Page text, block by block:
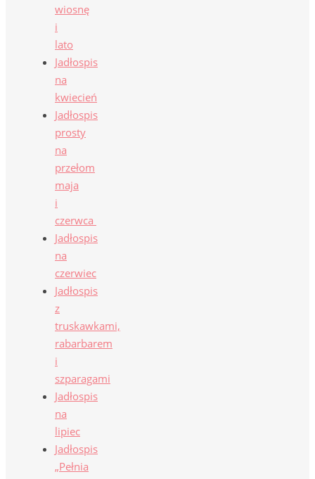
wiosnę
i
lato
Jadłospis
na
kwiecień
Jadłospis
prosty
na
przełom
maja
i
czerwca
Jadłospis
na
czerwiec
Jadłospis
z
truskawkami,
rabarbarem
i
szparagami
Jadłospis
na
lipiec
Jadłospis
„Pełnia